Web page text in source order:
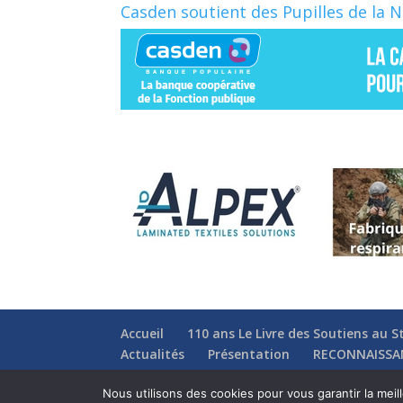
Casden soutient des Pupilles de la
Accueil 110 ans Le Livre des Soutiens au
Actualités
Présentation
Nous utilisons des cookies pour vous garantir la